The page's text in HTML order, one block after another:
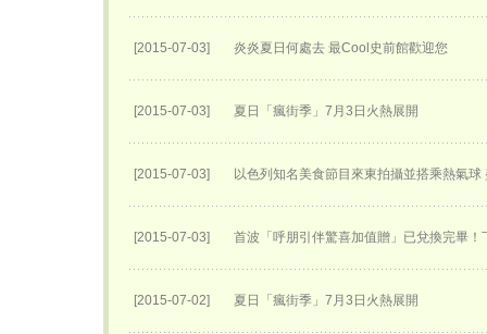
[2015-07-03] 炎炎夏日何處去 最Cool史前館歡迎您
[2015-07-03] 夏日「瘋街季」7月3日火熱展開
[2015-07-03] 以色列知名美食節目來東拍攝並搭乘熱氣球
[2015-07-03] 首波「呼朋引伴驚喜加值贈」已兌換完畢！
[2015-07-02] 夏日「瘋街季」7月3日火熱展開